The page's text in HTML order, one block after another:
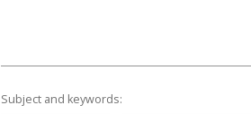
Subject and keywords: